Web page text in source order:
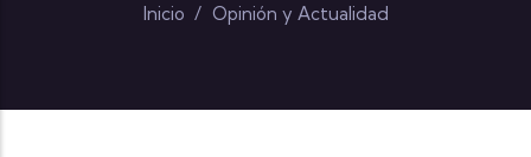
Inicio / Opinión y Actualidad